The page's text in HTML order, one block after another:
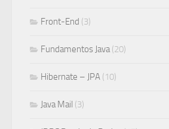
Front-End (3)
Fundamentos Java(20)
Hibernate – JPA (10)
Java Mail (3)